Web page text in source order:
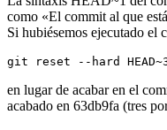
como «El commit al que
Si hubiésemos ejecutado el
git reset --hard
en lugar de acabar en el
acabado en 63db9fa (tres